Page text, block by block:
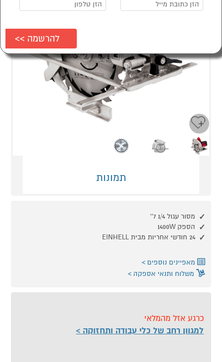
תמונות
מסור עגול 1/4 7''
הספק 1400W
24 חודשי אחריות מבית EINHELL
מאפיינים נוספים
משלוח ותנאי אספקה
כרגע אזל מהמלאי
למגוון רחב של כלי עבודה ותחזוקה